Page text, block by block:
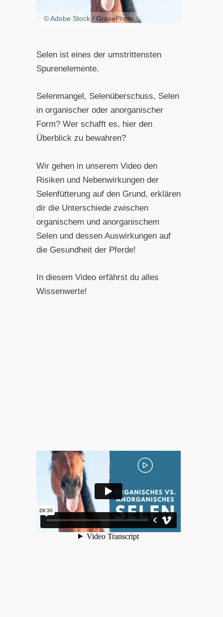
© Adobe Stock / GrasePhoto
Selen ist eines der umstrittensten
Spurenelemente.
Selenmangel, Selenüberschuss, Selen
in organischer oder anorganischer
Form? Wer schafft es, hier den
Überblick zu bewahren?
Wir gehen in unserem Video den
Risiken und Nebenwirkungen der
Selenfütterung auf den Grund, erklären
dir die Unterschiede zwischen
organischem und anorganischem
Selen und dessen Auswirkungen auf
die Gesundheit der Pferde!
In diesem Video erfährst du alles
Wissenwerte!